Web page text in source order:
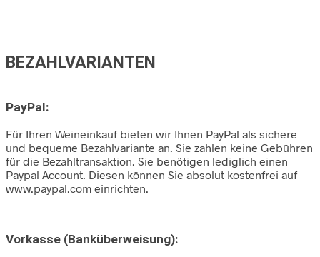
BEZAHLVARIANTEN
PayPal:
Für Ihren Weineinkauf bieten wir Ihnen PayPal als sichere
und bequeme Bezahlvariante an. Sie zahlen keine Gebühren
für die Bezahltransaktion. Sie benötigen lediglich einen
Paypal Account. Diesen können Sie absolut kostenfrei auf
www.paypal.com einrichten.
Vorkasse (Banküberweisung):